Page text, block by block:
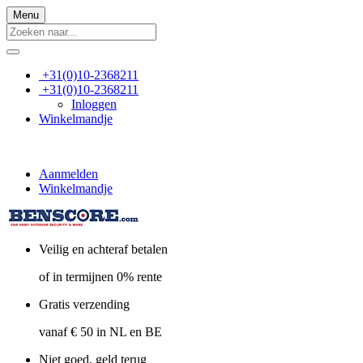
Menu
+31(0)10-2368211
+31(0)10-2368211
Inloggen
Winkelmandje
Aanmelden
Winkelmandje
Veilig en achteraf betalen
of in termijnen 0% rente
Gratis verzending
vanaf € 50 in NL en BE
Niet goed, geld terug